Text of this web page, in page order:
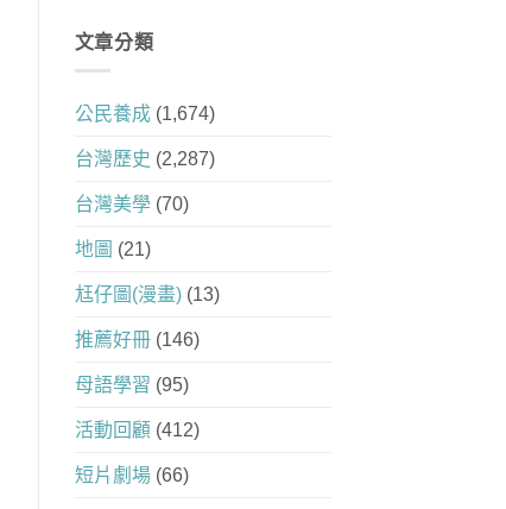
文章分類
公民養成(1,674)
台灣歷史 (2,287)
台灣美學(70)
地圖 (21)
尪仔圖(漫畫)(13)
推薦好冊(146)
母語學習 (95)
活動回顧 (412)
短片劇場(66)